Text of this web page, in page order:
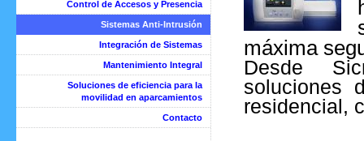
máxima
Desde
soluciones
residencial,
Control de Accesos y Presencia
Sistemas Anti-Intrusión
Integración de Sistemas
Mantenimiento Integral
Soluciones de eficiencia para la
movilidad en aparcamientos
Contacto